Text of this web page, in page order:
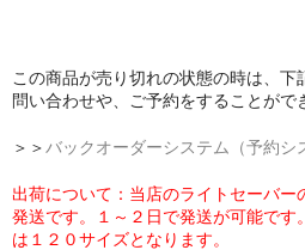
この商品が売り切れの状態の時は、
問い合わせや、ご予約をすることがで
＞＞ バックオーダーシステム（予約シ
出荷について：当店のライトセーバー
発送です。１～２日で発送が可能です
は１２０サイズとなります。